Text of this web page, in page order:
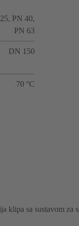
PN 40,
PN 63
DN 150
70 °C
klipa sa sustavom za